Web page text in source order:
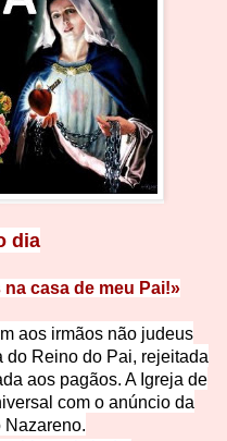
dia
casa de meu Pai!»
aos irmãos não judeus
do Reino do Pai, rejeitada
aos pagãos. A Igreja de
com o anúncio da
Nazareno.